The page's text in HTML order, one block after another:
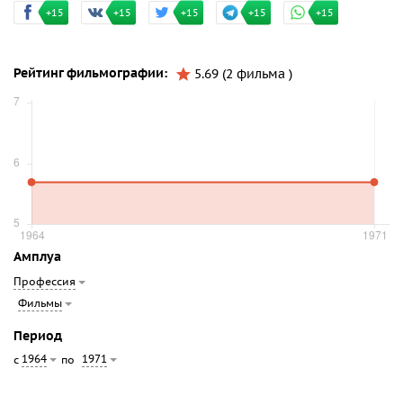
+15 +15 +15 +15 +15
Рейтинг фильмографии: 5.69 (2 фильма )
Амплуа
Профессия
Фильмы
Период
с 1964 по 1971